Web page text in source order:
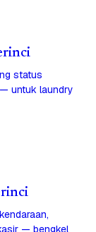
status
untuk laundry
— bengkel